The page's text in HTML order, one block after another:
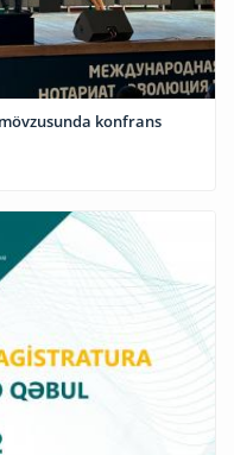
konfrans